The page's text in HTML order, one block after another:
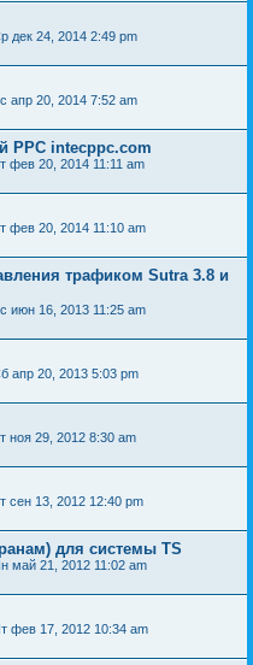
дек 24, 2014 2:49 pm
апр 20, 2014 7:52 am
PPC intecppc.com
фев 20, 2014 11:11 am
фев 20, 2014 11:10 am
трафиком Sutra 3.8 и
июн 16, 2013 11:25 am
апр 20, 2013 5:03 pm
ноя 29, 2012 8:30 am
сен 13, 2012 12:40 pm
для системы TS
май 21, 2012 11:02 am
фев 17, 2012 10:34 am